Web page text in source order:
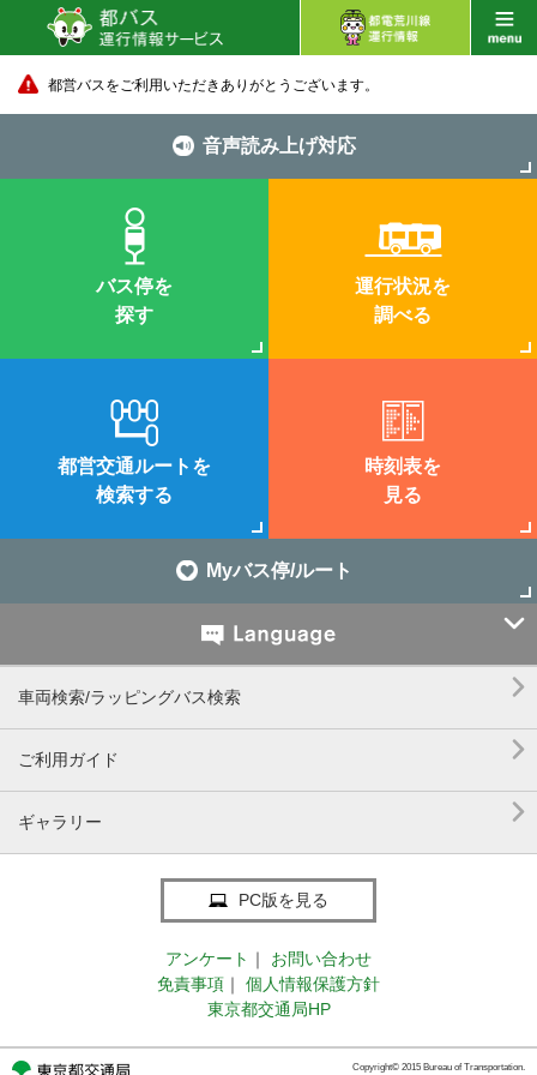
都営バスをご利用いただきありがとうございます。
音声読み上げ対応
バス停を
探す
運行状況を
調べる
都営交通ルートを
検索する
時刻表を
見る
Myバス停/ルート

車両検索/ラッピングバス検索 
ご利用ガイド 
ギャラリー 
PC版を見る
アンケート ｜
お問い合わせ
免責事項 ｜
個人情報保護方針
東京都交通局HP
Copyright© 2015 Bureau of Transportation.